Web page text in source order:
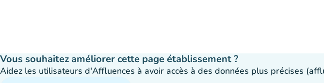
Vous souhaitez améliorer cette page établissement ?
Aidez les utilisateurs d'Affluences à avoir accès à des données plus précises